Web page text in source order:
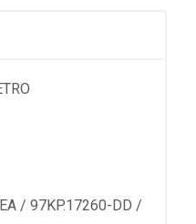
/ 97KP.17260-DD /